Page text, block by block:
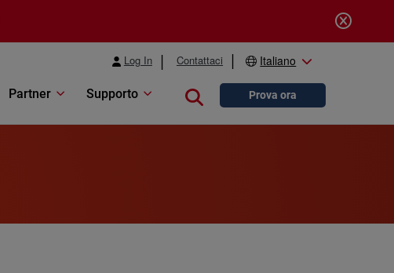
Log In Contattaci Italiano
Partner Supporto Close searchProva ora